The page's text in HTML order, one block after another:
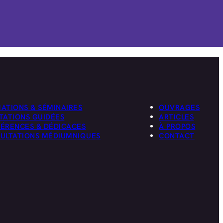
& SÉMINAIRES
GUIDÉES
& DÉDICACES
MÉDIUMNIQUES
OUVRAGES
ARTICLES
À PROPOS
CONTACT